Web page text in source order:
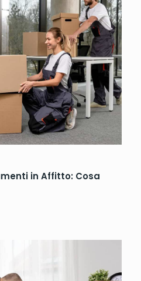
in Affitto: Cosa